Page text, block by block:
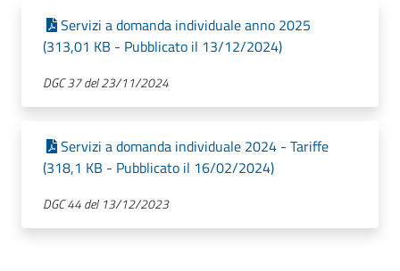
Servizi a domanda individuale anno 2025
(313,01 KB - Pubblicato il 13/12/2024)
DGC 37 del 23/11/2024
Servizi a domanda individuale 2024 - Tariffe
(318,1 KB - Pubblicato il 16/02/2024)
DGC 44 del 13/12/2023